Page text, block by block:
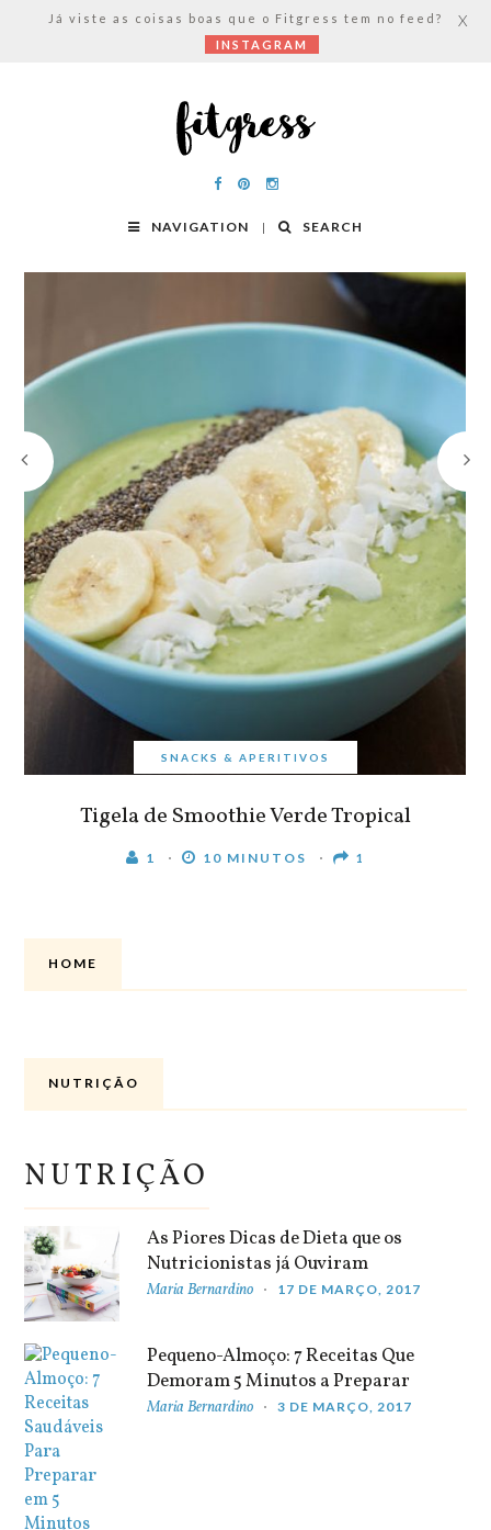
NAVIGATION SEARCH
SNACKS & APERITIVOS
Tigela de Smoothie Verde Tropical
1 10 MINUTOS 1
HOME
NUTRIÇÃO
NUTRIÇÃO
As Piores Dicas de Dieta que os
Nutricionistas já Ouviram
Maria Bernardino 17 DE MARÇO, 2017
Pequeno-Almoço: 7 Receitas Que
Demoram 5 Minutos a Preparar
Maria Bernardino 3 DE MARÇO, 2017
Já viste as coisas boas que o Fitgress tem no feed?
INSTAGRAM
X